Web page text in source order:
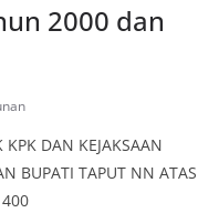
2000 dan
DAN KEJAKSAAN
BUPATI TAPUT NN ATAS